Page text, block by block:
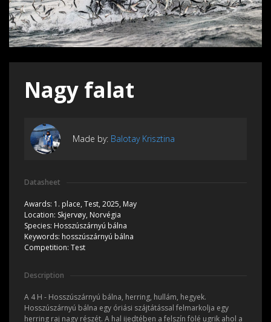
Nagy falat
Made by: Balotay Krisztina
Datasheet
Awards: 1. place, Test, 2025, May
Location: Skjervøy, Norvégia
Species: Hosszúszárnyú bálna
Keywords: hosszúszárnyú bálna
Competition: Test
Description
A 4 H - Hosszúszárnyú bálna, herring, hullám, hegyek.
Hosszúszárnyú bálna egy óriási szájtátással felmarkolja egy
herring raj nagy részét. A hal ijedtében a felszín fölé ugrik ahol a